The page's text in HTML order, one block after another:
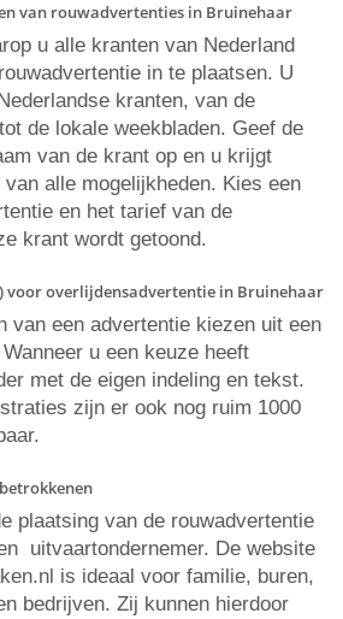
van rouwadvertenties in Bruinehaar
u alle kranten van Nederland
in te plaatsen. U
kranten, van de
de lokale weekbladen. Geef de
van de krant op en u krijgt
alle mogelijkheden. Kies een
en het tarief van de
krant wordt getoond.
voor overlijdensadvertentie in Bruinehaar
van een advertentie kiezen uit een
u een keuze heeft
met de eigen indeling en tekst.
zijn er ook nog ruim 1000
plaatsing van de rouwadvertentie
uitvaartondernemer. De website
is ideaal voor familie, buren,
bedrijven. Zij kunnen hierdoor